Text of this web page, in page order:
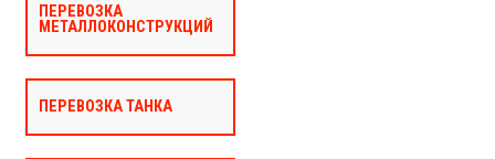
ПЕРЕВОЗКА
МЕТАЛЛОКОНСТРУКЦИЙ
ПЕРЕВОЗКА ТАНКА